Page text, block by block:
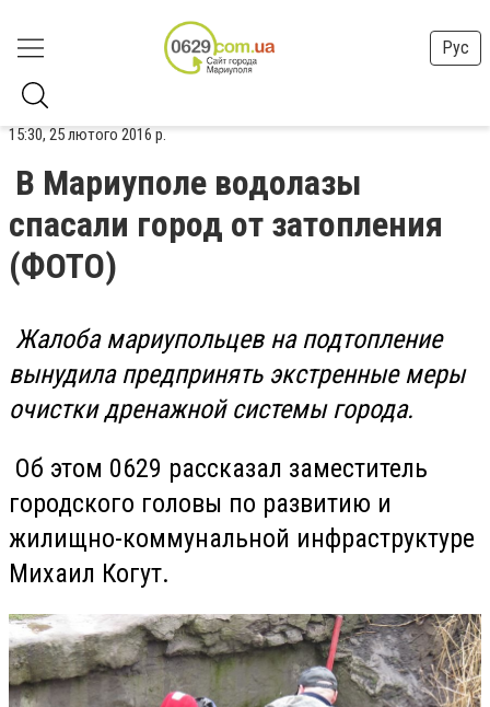
Рус
15:30, 25 лютого 2016 р.
В Мариуполе водолазы
спасали город от затопления
(ФОТО)
Жалоба мариупольцев на подтопление
вынудила предпринять экстренные меры
очистки дренажной системы города.
Об этом 0629 рассказал заместитель
городского головы по развитию и
жилищно-коммунальной инфраструктуре
Михаил Когут.